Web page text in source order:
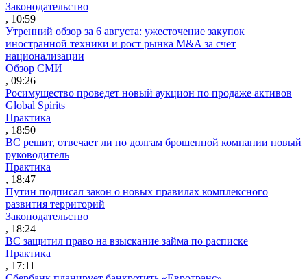
Законодательство
, 10:59
Утренний обзор за 6 августа: ужесточение закупок
иностранной техники и рост рынка M&A за счет
национализации
Обзор СМИ
, 09:26
Росимущество проведет новый аукцион по продаже активов
Global Spirits
Практика
, 18:50
ВС решит, отвечает ли по долгам брошенной компании новый
руководитель
Практика
, 18:47
Путин подписал закон о новых правилах комплексного
развития территорий
Законодательство
, 18:24
ВС защитил право на взыскание займа по расписке
Практика
, 17:11